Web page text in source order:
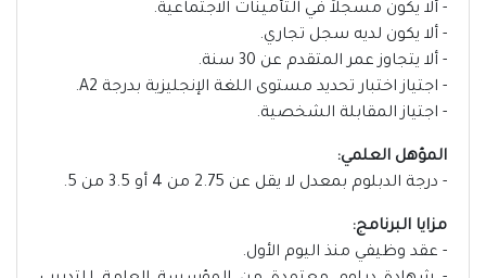
- ألا يكون مسجلاً في التأمينات الاجتماعية.
- ألا يكون لديه سجل تجاري.
- ألا يتجاوز عمر المتقدم عن 30 سنة.
- اجتياز اختبار تحديد مستوى اللغة الإنجليزية بدرجة A2.
- اجتياز المقابلة الشخصية.
المؤهل العلمي:
- درجة الدبلوم بمعدل لا يقل عن 2.75 من 4 أو 3.5 من 5.
مزايا البرنامج:
- عقد وظيفي منذ اليوم الأول.